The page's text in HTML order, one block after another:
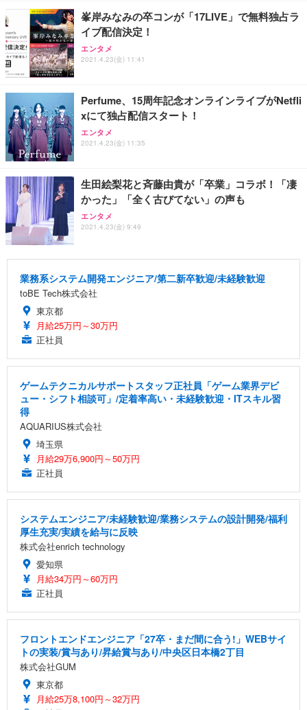
峯岸みなみの卒コンが「17LIVE」で無料独占ラ
イブ配信決定！
エンタメ
2021.4.23(金) 11:41
Perfume、15周年記念オンラインライブがNetfli
xにて独占配信スタート！
エンタメ
2021.4.23(金) 11:35
生田絵梨花と斉藤由貴が「卒業」コラボ！「凄
かった」「全く古びてない」の声も
エンタメ
2021.4.23(金) 9:49
業務系システム開発エンジニア/第二新卒歓迎/未経験歓迎
toBE Tech株式会社
東京都
月給25万円～30万円
正社員
ゲームテクニカルサポートスタッフ正社員「ゲーム業界デビ
ュー・シフト相談可」/定着率高い・未経験歓迎・ITスキル習
得
AQUARIUS株式会社
埼玉県
月給29万6,900円～50万円
正社員
システムエンジニア/未経験歓迎/業務システムの設計開発/福利
厚生充実/実績を給与に反映
株式会社enrich technology
愛知県
月給34万円～60万円
正社員
フロントエンドエンジニア「27卒・まだ間に合う!」WEBサイ
トの実装/賞与あり/昇給賞与あり/中央区日本橋2丁目
株式会社GUM
東京都
月給25万8,100円～32万円